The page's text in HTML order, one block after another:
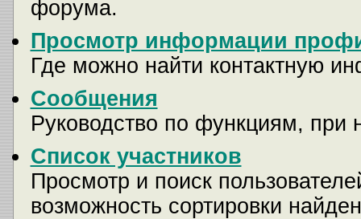
форума.
Просмотр информации
Где можно найти контактную
Сообщения
Руководство по функциям, при
Список участников
Просмотр и поиск
возможность сортировки